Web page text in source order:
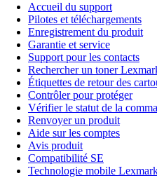
Accueil du support
Pilotes et téléchargements
Enregistrement du produit
Garantie et service
Support pour les contacts
Rechercher un toner
Étiquettes de retour des
Contrôler pour protéger
Vérifier le statut de la
Renvoyer un produit
Aide sur les comptes
Avis produit
Compatibilité SE
Technologie mobile